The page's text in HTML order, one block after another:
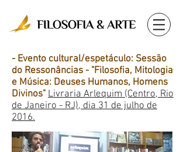
- Evento cultural/espetáculo: Sessão
do Ressonâncias - "Filosofia, Mitologia
e Música: Deuses Humanos, Homens
Divinos" Livraria Arlequim (Centro, Rio
de Janeiro - RJ), dia 31 de julho de
2016.